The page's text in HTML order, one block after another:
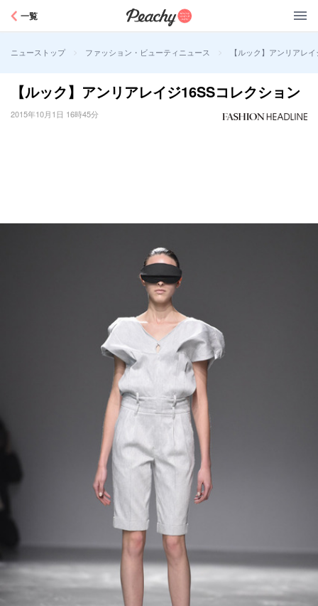
一覧
ニューストップ > ファッション・ビューティニュース > 【ルック】アンリアレ
【ルック】アンリアレイジ16SSコレクション
2015年10月1日 16時45分